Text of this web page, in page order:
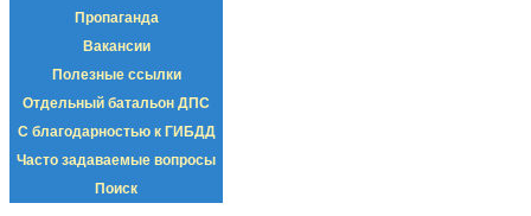
Пропаганда
Вакансии
Полезные ссылки
Отдельный батальон ДПС
С благодарностью к ГИБДД
Часто задаваемые вопросы
Поиск